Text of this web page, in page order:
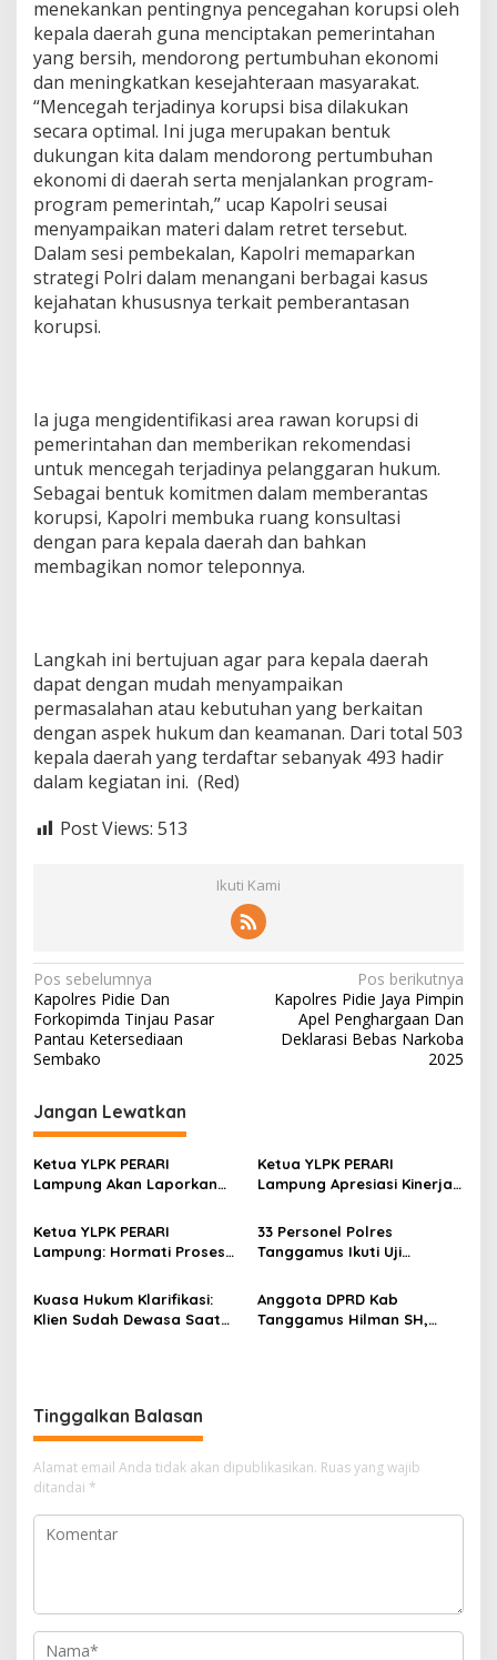
a
a
t
J
a
d
i
N
a
r
s
u
m
b
r
e
K
e
p
a
a
r
a
d
i
A
k
l
a
g
menekankan pentingnya pencegahan korupsi oleh
kepala daerah guna menciptakan pemerintahan
yang bersih, mendorong pertumbuhan ekonomi
dan meningkatkan kesejahteraan masyarakat.
“Mencegah terjadinya korupsi bisa dilakukan
secara optimal. Ini juga merupakan bentuk
dukungan kita dalam mendorong pertumbuhan
ekonomi di daerah serta menjalankan program-
program pemerintah,” ucap Kapolri seusai
menyampaikan materi dalam retret tersebut.
Dalam sesi pembekalan, Kapolri memaparkan
strategi Polri dalam menangani berbagai kasus
kejahatan khususnya terkait pemberantasan
korupsi.
Ia juga mengidentifikasi area rawan korupsi di
pemerintahan dan memberikan rekomendasi
untuk mencegah terjadinya pelanggaran hukum.
Sebagai bentuk komitmen dalam memberantas
korupsi, Kapolri membuka ruang konsultasi
dengan para kepala daerah dan bahkan
membagikan nomor teleponnya.
Langkah ini bertujuan agar para kepala daerah
dapat dengan mudah menyampaikan
permasalahan atau kebutuhan yang berkaitan
dengan aspek hukum dan keamanan. Dari total 503
kepala daerah yang terdaftar sebanyak 493 hadir
dalam kegiatan ini. (Red)
Post Views: 513
Ikuti Kami
N
a
v
i
g
a
s
i
p
o
s
Pos sebelumnya
Kapolres Pidie Dan
Forkopimda Tinjau Pasar
Pantau Ketersediaan
Sembako
Pos berikutnya
Kapolres Pidie Jaya Pimpin
Apel Penghargaan Dan
Deklarasi Bebas Narkoba
2025
Jangan Lewatkan
Ketua YLPK PERARI
Lampung Akan Laporkan
ke Polisi: “Saya Merasa
Dicemarkan”
Ketua YLPK PERARI
Lampung Apresiasi Kinerja
Laporan Slamet Riyadi
Putra Masuk Tahap
Perkembangan
Ketua YLPK PERARI
Lampung: Hormati Proses
Kepentingan Pribadi dalam
Isu Pergantian Sekda dan
33 Personel Polres
Tanggamus Ikuti Uji
Pengajuan Pinjam Pakai
Senpi
Kuasa Hukum Klarifikasi:
Klien Sudah Dewasa Saat
Anggota DPRD Kab
Tanggamus Hilman SH,
Tinggalkan Balasan
Alamat email Anda tidak akan dipublikasikan. Ruas yang wajib
ditandai *